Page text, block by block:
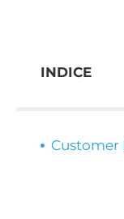
INDICE
Customer